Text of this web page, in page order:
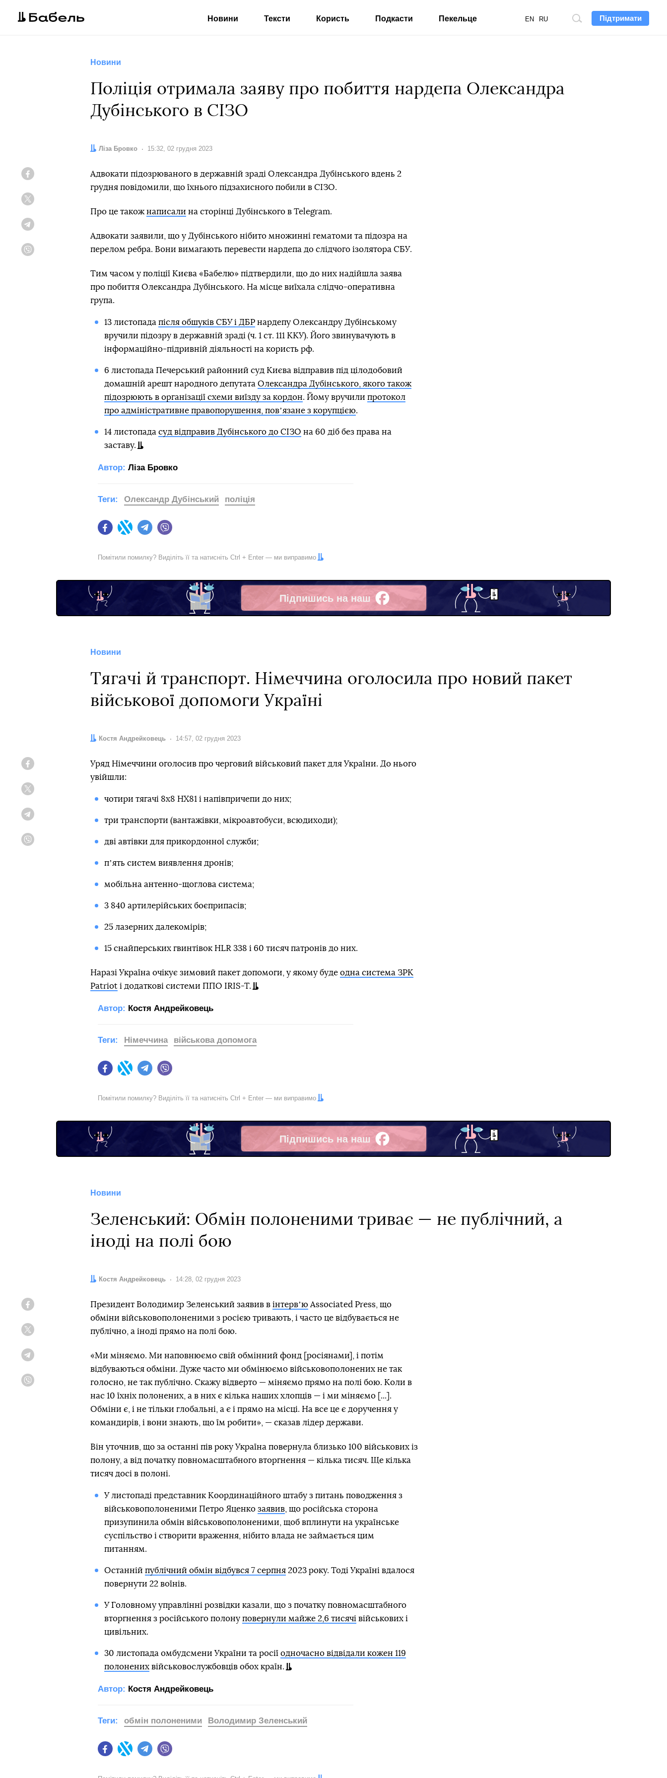
Підтримати
Пошук
EN RU
Новини Тексти Користь Подкасти Пекельце
Новини
Поліція отримала заяву про побиття нардепа Олександра
Дубінського в СІЗО
Автор:
Ліза Бровко Дата:
15:32, 02 грудня 2023
Адвокати підозрюваного в державній зраді Олександра Дубінського вдень 2
грудня повідомили, що їхнього підзахисного побили в СІЗО.
Про це також написали на сторінці Дубінського в Telegram.
Адвокати заявили, що у Дубінського нібито множинні гематоми та підозра на
перелом ребра. Вони вимагають перевести нардепа до слідчого ізолятора СБУ.
Тим часом у поліції Києва «Бабелю» підтвердили, що до них надійшла заява
про побиття Олександра Дубінського. На місце виїхала слідчо-оперативна
група.
13 листопада після обшуків СБУ і ДБРнардепу Олександру Дубінському
вручили підозру в державній зраді (ч. 1 ст. 111 ККУ). Його звинувачують в
інформаційно-підривній діяльності на користь рф.
6 листопада Печерський районний суд Києва відправив під цілодобовий
домашній арешт народного депутата Олександра Дубінського, якого також
підозрюють в організації схеми виїзду за кордон. Йому вручили протокол
про адміністративне правопорушення, повʼязане з корупцією.
14 листопада суд відправив Дубінського до СІЗО на 60 діб без права на
заставу.
Автор: Ліза Бровко
FacebookTwitter Telegram
Теги: Олександр Дубінський поліція
Помітили помилку? Виділіть її та натисніть Ctrl + Enter — ми виправимо
Підпишись на наш
Facebook
Новини
Тягачі й транспорт. Німеччина оголосила про новий пакет
військової допомоги Україні
Автор:
Костя Андрейковець Дата:
14:57, 02 грудня 2023
Уряд Німеччини оголосив про черговий військовий пакет для України. До нього
увійшли:
чотири тягачі 8x8 HX81 і напівпричепи до них;
три транспорти (вантажівки, мікроавтобуси, всюдиходи);
дві автівки для прикордонної служби;
пʼять систем виявлення дронів;
мобільна антенно-щоглова система;
3 840 артилерійських боєприпасів;
25 лазерних далекомірів;
15 снайперських гвинтівок HLR 338 і 60 тисяч патронів до них.
Наразі Україна очікує зимовий пакет допомоги, у якому буде одна система ЗРК
Patriot і додаткові системи ППО IRIS-T.
Автор: Костя Андрейковець
FacebookTwitter Telegram
Теги: Німеччина військова допомога
Помітили помилку? Виділіть її та натисніть Ctrl + Enter — ми виправимо
Підпишись на наш
Facebook
Новини
Зеленський: Обмін полоненими триває — не публічний, а
іноді на полі бою
Автор:
Костя Андрейковець Дата:
14:28, 02 грудня 2023
Президент Володимир Зеленський заявив в інтервʼю Associated Press, що
обміни військовополоненими з росією тривають, і часто це відбувається не
публічно, а іноді прямо на полі бою.
«Ми міняємо. Ми наповнюємо свій обмінний фонд [росіянами], і потім
відбуваються обміни. Дуже часто ми обмінюємо військовополонених не так
голосно, не так публічно. Скажу відверто — міняємо прямо на полі бою. Коли в
нас 10 їхніх полонених, а в них є кілька наших хлопців — і ми міняємо [...].
Обміни є, і не тільки глобальні, а є і прямо на місці. На все це є доручення у
командирів, і вони знають, що їм робити», — сказав лідер держави.
Він уточнив, що за останні пів року Україна повернула близько 100 військових із
полону, а від початку повномасштабного вторгнення — кілька тисяч. Ще кілька
тисяч досі в полоні.
У листопаді представник Координаційного штабу з питань поводження з
військовополоненими Петро Яценко заявив, що російська сторона
призупинила обмін військовополоненими, щоб вплинути на українське
суспільство і створити враження, нібито влада не займається цим
питанням.
Останній публічний обмін відбувся 7 серпня2023 року. Тоді Україні вдалося
повернути 22 воїнів.
У Головному управлінні розвідки казали, що з початку повномасштабного
вторгнення з російського полону повернули майже 2,6 тисячі військових і
цивільних.
30 листопада омбудсмени України та росії одночасно відвідали кожен 119
полоненихвійськовослужбовців обох країн.
Автор: Костя Андрейковець
FacebookTwitter Telegram
Теги: обмін полоненими Володимир Зеленський